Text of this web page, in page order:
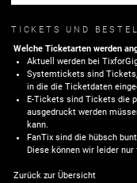
TICKETS UND
Welche Ticketarten werden
Aktuell werden bei
Systemtickets sind
in die die Ticketdaten
E-Tickets sind Tickets die
ausgedruckt werden
kann.
FanTix sind die hübsch
Diese können wir leider
Zurück zur Übersicht